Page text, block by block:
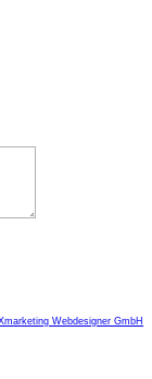
Webdesigner GmbH